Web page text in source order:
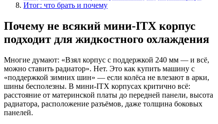
Итог: что брать и почему
Почему не всякий мини-ITX корпус
подходит для жидкостного охлаждения
Многие думают: «Взял корпус с поддержкой 240 мм — и всё,
можно ставить радиатор». Нет. Это как купить машину с
«поддержкой зимних шин» — если колёса не влезают в арки,
шины бесполезны. В мини-ITX корпусах критично всё:
расстояние от материнской платы до передней панели, высота
радиатора, расположение разъёмов, даже толщина боковых
панелей.